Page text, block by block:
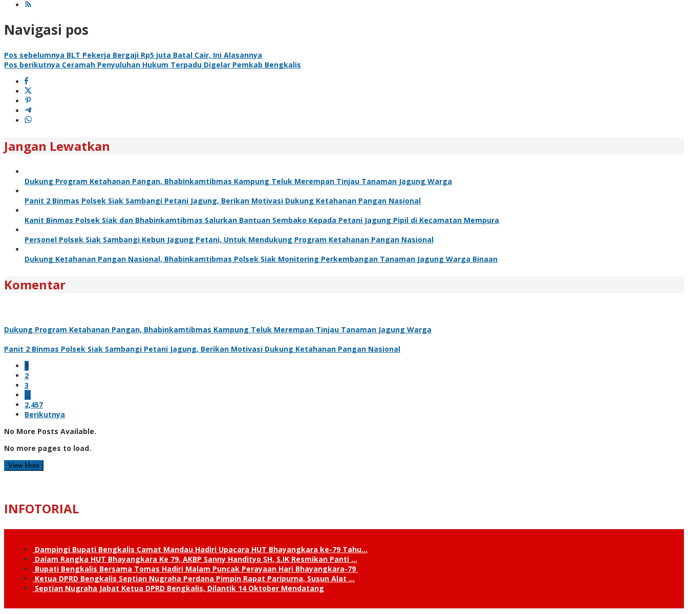
Navigasi pos
Pos sebelumnya BLT Pekerja Bergaji Rp5 juta Batal Cair, Ini Alasannya
Pos berikutnya Ceramah Penyuluhan Hukum Terpadu Digelar Pemkab Bengkalis
Jangan Lewatkan
Dukung Program Ketahanan Pangan, Bhabinkamtibmas Kampung Teluk Merempan Tinjau Tanaman Jagung Warga
Panit 2 Binmas Polsek Siak Sambangi Petani Jagung, Berikan Motivasi Dukung Ketahanan Pangan Nasional
Kanit Binmas Polsek Siak dan Bhabinkamtibmas Salurkan Bantuan Sembako Kepada Petani Jagung Pipil di Kecamatan Mempura
Personel Polsek Siak Sambangi Kebun Jagung Petani, Untuk Mendukung Program Ketahanan Pangan Nasional
Dukung Ketahanan Pangan Nasional, Bhabinkamtibmas Polsek Siak Monitoring Perkembangan Tanaman Jagung Warga Binaan
Komentar
Dukung Program Ketahanan Pangan, Bhabinkamtibmas Kampung Teluk Merempan Tinjau Tanaman Jagung Warga
Panit 2 Binmas Polsek Siak Sambangi Petani Jagung, Berikan Motivasi Dukung Ketahanan Pangan Nasional
1
2
3
…
2,457
Berikutnya
No More Posts Available.
No more pages to load.
View More
INFOTORIAL
Dampingi Bupati Bengkalis Camat Mandau Hadiri Upacara HUT Bhayangkara ke-79 Tahu…
Dalam Rangka HUT Bhayangkara Ke 79, AKBP Sanny Handityo SH, S.IK Resmikan Panti …
Bupati Bengkalis Bersama Tomas Hadiri Malam Puncak Perayaan Hari Bhayangkara-79
Ketua DPRD Bengkalis Septian Nugraha Perdana Pimpin Rapat Paripurna, Susun Alat …
Septian Nugraha Jabat Ketua DPRD Bengkalis, Dilantik 14 Oktober Mendatang